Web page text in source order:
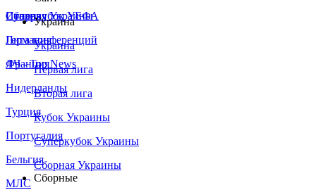
Сборная Украины
Италия
Германия
Франция
Нидерланды
Турция
Португалия
Бельгия
МЛС
Суперкубок УЕФА
Лига конференций
ЛЧ - Top News
Украина
Украина
Первая лига
Вторая лига
Кубок Украины
Суперкубок Украины
Сборная Украины
Сборные